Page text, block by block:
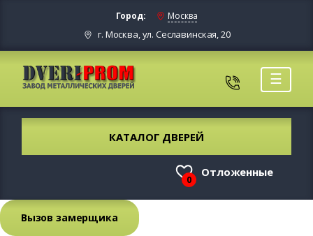
Город: Москва
г. Москва, ул. Сеславинская, 20
☰
КАТАЛОГ ДВЕРЕЙ
0
Отложенные
Вызов замерщика